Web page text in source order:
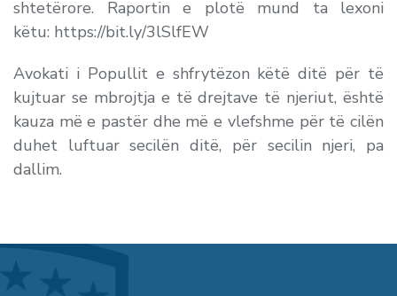
shtetërore. Raportin e plotë mund ta lexoni
këtu: https://bit.ly/3lSlfEW
Avokati i Popullit e shfrytëzon këtë ditë për të
kujtuar se mbrojtja e të drejtave të njeriut, është
kauza më e pastër dhe më e vlefshme për të cilën
duhet luftuar secilën ditë, për secilin njeri, pa
dallim.